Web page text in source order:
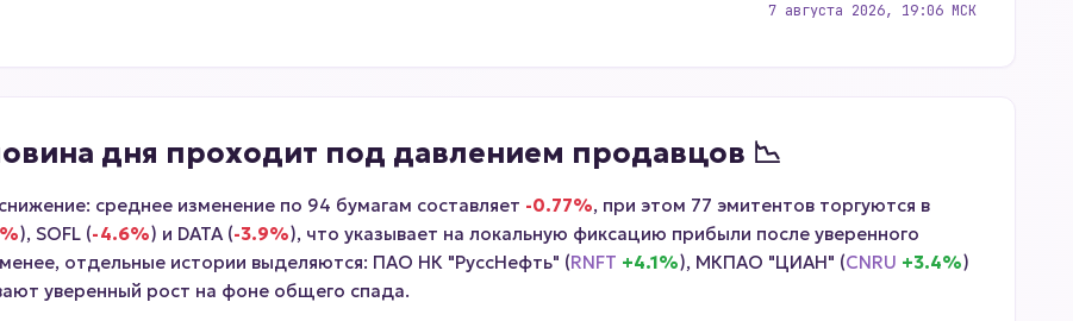
7 августа 2026, 19:06 МСК
дня проходит под давлением продавцов 📉
среднее изменение по 94 бумагам составляет -0.77%, при этом 77 эмитентов торгуются в
), SOFL (-4.6%) и DATA (-3.9%), что указывает на локальную фиксацию прибыли после уверенного
отдельные истории выделяются: ПАО НК "РуссНефть" (RNFT +4.1%), МКПАО "ЦИАН" (CNRU +3.4%)
уверенный рост на фоне общего спада.